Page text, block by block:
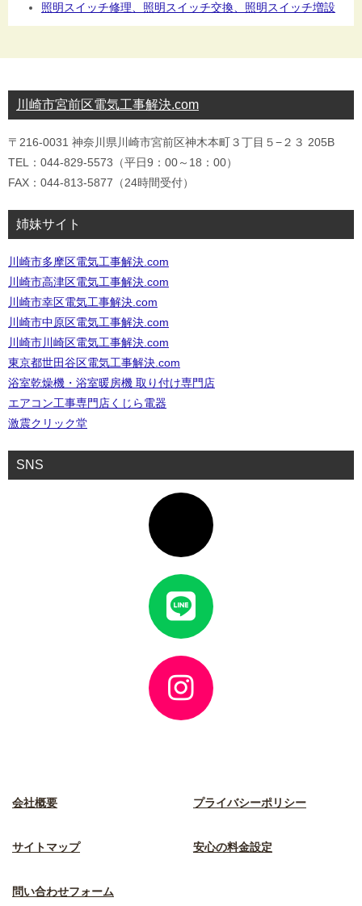
照明スイッチ修理、照明スイッチ交換、照明スイッチ増設
川崎市宮前区電気工事解決.com
〒216-0031 神奈川県川崎市宮前区神木本町３丁目５−２３ 205B
TEL：044-829-5573（平日9：00～18：00）
FAX：044-813-5877（24時間受付）
姉妹サイト
川崎市多摩区電気工事解決.com
川崎市高津区電気工事解決.com
川崎市幸区電気工事解決.com
川崎市中原区電気工事解決.com
川崎市川崎区電気工事解決.com
東京都世田谷区電気工事解決.com
浴室乾燥機・浴室暖房機 取り付け専門店
エアコン工事専門店くじら電器
激震クリック堂
SNS
イ
コ
ン
リ
イ
コ
ン
リ
イ
コ
ン
リ
会社概要 プライバシーポリシー
サイトマップ 安心の料金設定
問い合わせフォーム